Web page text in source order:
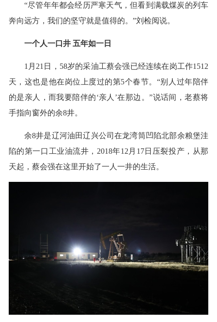
“尽管年年都会经历严寒天气，但看到满载煤炭的列车
奔向远方，我们的坚守就是值得的。”刘检阅说。
一个人一口井 五年如一日
1月21日，58岁的采油工蔡会强已经连续在岗工作1512
天，这也是他在岗位上度过的第5个春节。“别人过年陪伴
的是亲人，而我要陪伴的‘亲人’在那边。”说话间，老蔡将
手指向窗外的余8井。
余8井是辽河油田辽兴公司在龙湾筒凹陷北部余粮堡洼
陷的第一口工业油流井，2018年12月17日压裂投产，从那
天起，蔡会强在这里开始了一人一井的生活。